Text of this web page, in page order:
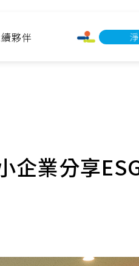
夥伴 淨零承諾
業分享ESG